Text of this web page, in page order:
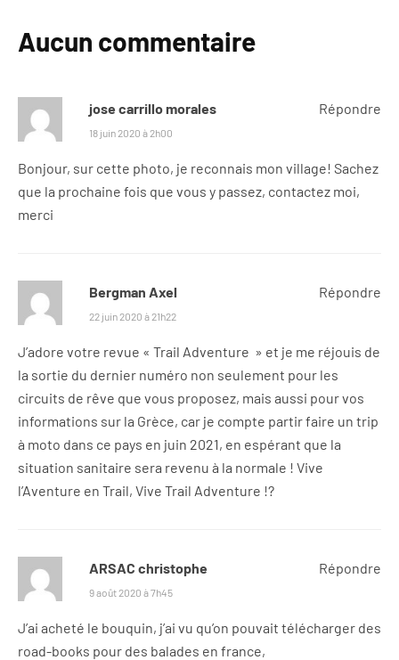
Aucun commentaire
jose carrillo morales
18 juin 2020 à 2h00
Bonjour, sur cette photo, je reconnais mon village! Sachez
que la prochaine fois que vous y passez, contactez moi,
merci
Répondre
Bergman Axel
22 juin 2020 à 21h22
J’adore votre revue « Trail Adventure » et je me réjouis de
la sortie du dernier numéro non seulement pour les
circuits de rêve que vous proposez, mais aussi pour vos
informations sur la Grèce, car je compte partir faire un trip
à moto dans ce pays en juin 2021, en espérant que la
situation sanitaire sera revenu à la normale ! Vive
l’Aventure en Trail, Vive Trail Adventure !?
Répondre
ARSAC christophe
9 août 2020 à 7h45
J’ai acheté le bouquin, j’ai vu qu’on pouvait télécharger des
road-books pour des balades en france,
Répondre